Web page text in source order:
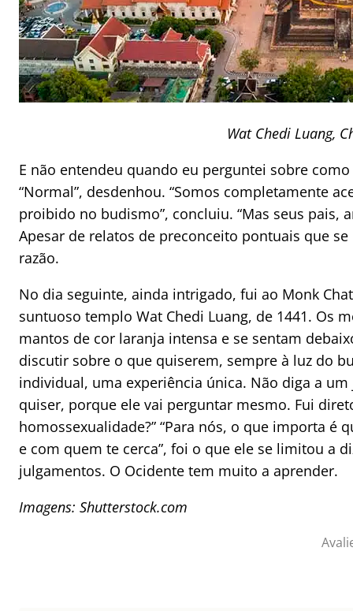
Wat Chedi Luang,
E não entendeu quando eu perguntei sobre
“Normal”, desdenhou. “Somos completamente
proibido no budismo”, concluiu. “Mas seus pais,
Apesar de relatos de preconceito pontuais que
razão.
No dia seguinte, ainda intrigado, fui ao Monk
suntuoso templo Wat Chedi Luang, de 1441. Os
mantos de cor laranja intensa e se sentam
discutir sobre o que quiserem, sempre à luz do
individual, uma experiência única. Não diga a
quiser, porque ele vai perguntar mesmo. Fui
homossexualidade?” “Para nós, o que importa é
e com quem te cerca”, foi o que ele se limitou a
julgamentos. O Ocidente tem muito a aprender.
Imagens: Shutterstock.com